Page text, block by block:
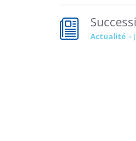
Actualité